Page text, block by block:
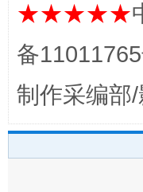
东山县通报“牛蛙
★★★★★
备
制作采编部